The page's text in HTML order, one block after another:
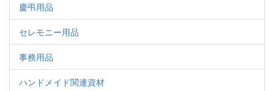
慶弔用品
セレモニー用品
事務用品
ハンドメイド関連資材